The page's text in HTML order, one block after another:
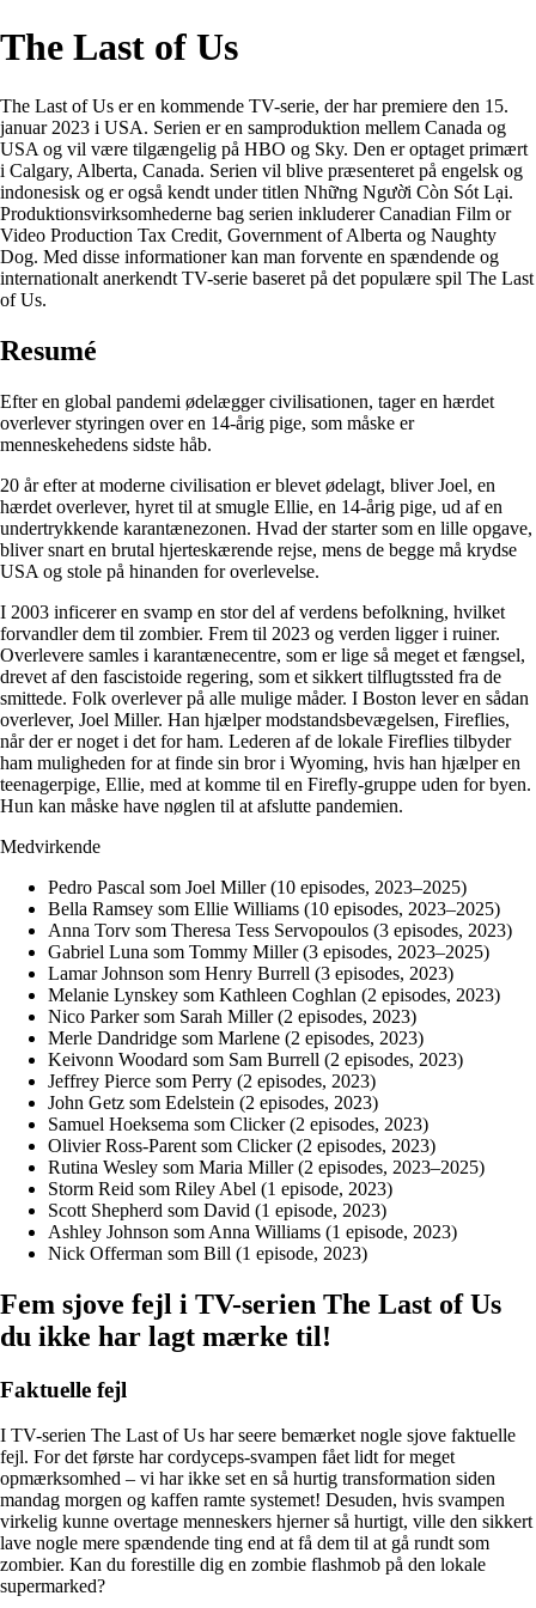
The Last of Us
The Last of Us er en kommende TV-serie, der har premiere den 15.
januar 2023 i USA. Serien er en samproduktion mellem Canada og
USA og vil være tilgængelig på HBO og Sky. Den er optaget primært
i Calgary, Alberta, Canada. Serien vil blive præsenteret på engelsk og
indonesisk og er også kendt under titlen Những Người Còn Sót Lại.
Produktionsvirksomhederne bag serien inkluderer Canadian Film or
Video Production Tax Credit, Government of Alberta og Naughty
Dog. Med disse informationer kan man forvente en spændende og
internationalt anerkendt TV-serie baseret på det populære spil The Last
of Us.
Resumé
Efter en global pandemi ødelægger civilisationen, tager en hærdet
overlever styringen over en 14-årig pige, som måske er
menneskehedens sidste håb.
20 år efter at moderne civilisation er blevet ødelagt, bliver Joel, en
hærdet overlever, hyret til at smugle Ellie, en 14-årig pige, ud af en
undertrykkende karantænezonen. Hvad der starter som en lille opgave,
bliver snart en brutal hjerteskærende rejse, mens de begge må krydse
USA og stole på hinanden for overlevelse.
I 2003 inficerer en svamp en stor del af verdens befolkning, hvilket
forvandler dem til zombier. Frem til 2023 og verden ligger i ruiner.
Overlevere samles i karantænecentre, som er lige så meget et fængsel,
drevet af den fascistoide regering, som et sikkert tilflugtssted fra de
smittede. Folk overlever på alle mulige måder. I Boston lever en sådan
overlever, Joel Miller. Han hjælper modstandsbevægelsen, Fireflies,
når der er noget i det for ham. Lederen af de lokale Fireflies tilbyder
ham muligheden for at finde sin bror i Wyoming, hvis han hjælper en
teenagerpige, Ellie, med at komme til en Firefly-gruppe uden for byen.
Hun kan måske have nøglen til at afslutte pandemien.
Medvirkende
Pedro Pascal som Joel Miller (10 episodes, 2023–2025)
Bella Ramsey som Ellie Williams (10 episodes, 2023–2025)
Anna Torv som Theresa Tess Servopoulos (3 episodes, 2023)
Gabriel Luna som Tommy Miller (3 episodes, 2023–2025)
Lamar Johnson som Henry Burrell (3 episodes, 2023)
Melanie Lynskey som Kathleen Coghlan (2 episodes, 2023)
Nico Parker som Sarah Miller (2 episodes, 2023)
Merle Dandridge som Marlene (2 episodes, 2023)
Keivonn Woodard som Sam Burrell (2 episodes, 2023)
Jeffrey Pierce som Perry (2 episodes, 2023)
John Getz som Edelstein (2 episodes, 2023)
Samuel Hoeksema som Clicker (2 episodes, 2023)
Olivier Ross-Parent som Clicker (2 episodes, 2023)
Rutina Wesley som Maria Miller (2 episodes, 2023–2025)
Storm Reid som Riley Abel (1 episode, 2023)
Scott Shepherd som David (1 episode, 2023)
Ashley Johnson som Anna Williams (1 episode, 2023)
Nick Offerman som Bill (1 episode, 2023)
Fem sjove fejl i TV-serien The Last of Us
du ikke har lagt mærke til!
Faktuelle fejl
I TV-serien The Last of Us har seere bemærket nogle sjove faktuelle
fejl. For det første har cordyceps-svampen fået lidt for meget
opmærksomhed – vi har ikke set en så hurtig transformation siden
mandag morgen og kaffen ramte systemet! Desuden, hvis svampen
virkelig kunne overtage menneskers hjerner så hurtigt, ville den sikkert
lave nogle mere spændende ting end at få dem til at gå rundt som
zombier. Kan du forestille dig en zombie flashmob på den lokale
supermarked?